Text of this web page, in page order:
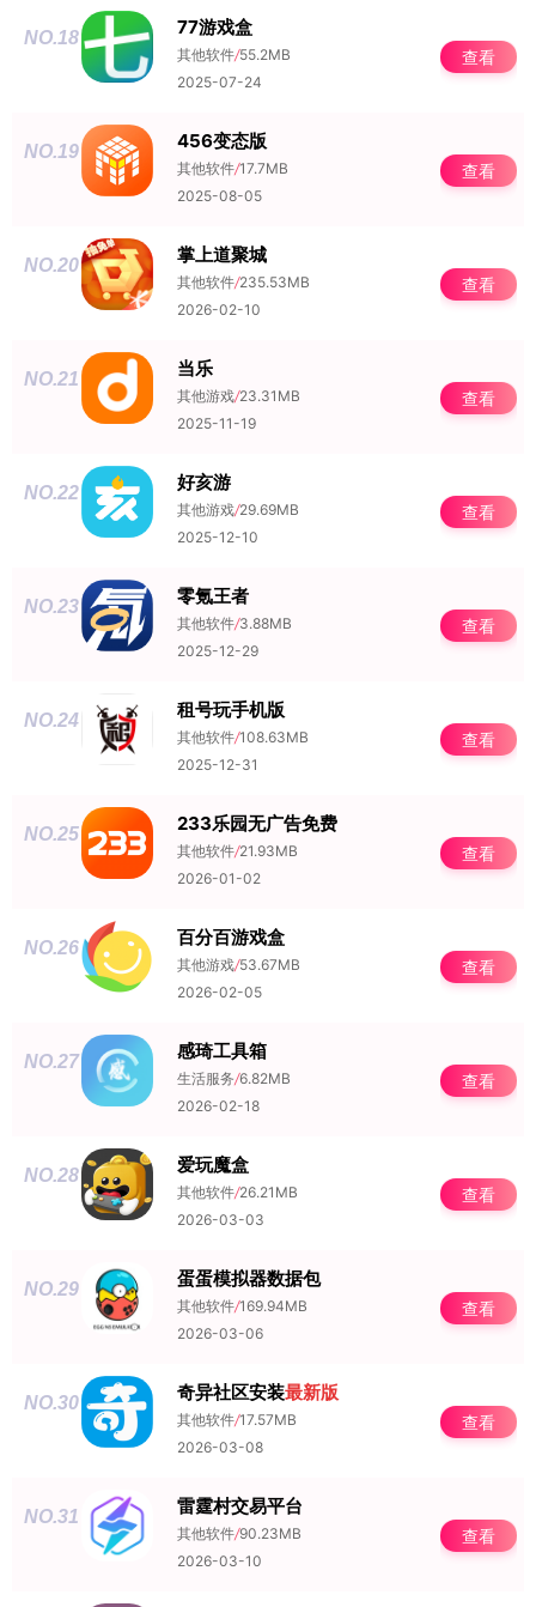
NO.18 77游戏盒
其他软件/55.2MB
2025-07-24
查看
NO.19 456变态版
其他软件/17.7MB
2025-08-05
查看
NO.20 掌上道聚城
其他软件/235.53MB
2026-02-10
查看
NO.21 当乐
其他游戏/23.31MB
2025-11-19
查看
NO.22 好亥游
其他游戏/29.69MB
2025-12-10
查看
NO.23 零氪王者
其他软件/3.88MB
2025-12-29
查看
NO.24 租号玩手机版
其他软件/108.63MB
2025-12-31
查看
NO.25 233乐园无广告免费
其他软件/21.93MB
2026-01-02
查看
NO.26 百分百游戏盒
其他游戏/53.67MB
2026-02-05
查看
NO.27 感琦工具箱
生活服务/6.82MB
2026-02-18
查看
NO.28 爱玩魔盒
其他软件/26.21MB
2026-03-03
查看
NO.29 蛋蛋模拟器数据包
其他软件/169.94MB
2026-03-06
查看
NO.30 奇异社区安装最新版
其他软件/17.57MB
2026-03-08
查看
NO.31 雷霆村交易平台
其他软件/90.23MB
2026-03-10
查看